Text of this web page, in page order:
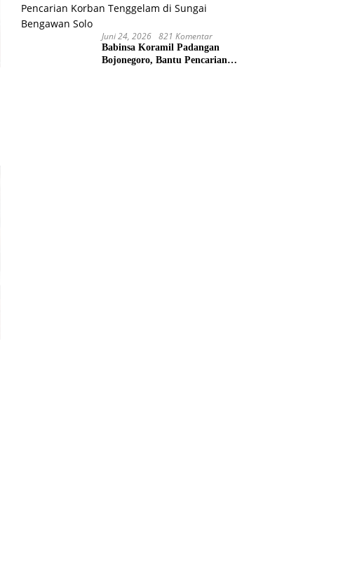
Juni 24, 2026 821 Komentar
Babinsa Koramil Padangan
Bojonegoro, Bantu Pencarian